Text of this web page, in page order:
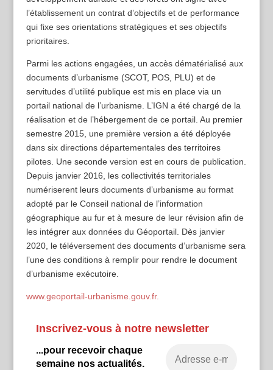
l’établissement un contrat d’objectifs et de performance
qui fixe ses orientations stratégiques et ses objectifs
prioritaires.
Parmi les actions engagées, un accès dématérialisé aux
documents d’urbanisme (SCOT, POS, PLU) et de
servitudes d’utilité publique est mis en place via un
portail national de l’urbanisme. L’IGN a été chargé de la
réalisation et de l’hébergement de ce portail. Au premier
semestre 2015, une première version a été déployée
dans six directions départementales des territoires
pilotes. Une seconde version est en cours de publication.
Depuis janvier 2016, les collectivités territoriales
numériserent leurs documents d’urbanisme au format
adopté par le Conseil national de l’information
géographique au fur et à mesure de leur révision afin de
les intégrer aux données du Géoportail. Dès janvier
2020, le téléversement des documents d’urbanisme sera
l’une des conditions à remplir pour rendre le document
d’urbanisme exécutoire.
www.geoportail-urbanisme.gouv.fr.
Inscrivez-vous à notre newsletter
...pour recevoir chaque
semaine nos actualités.